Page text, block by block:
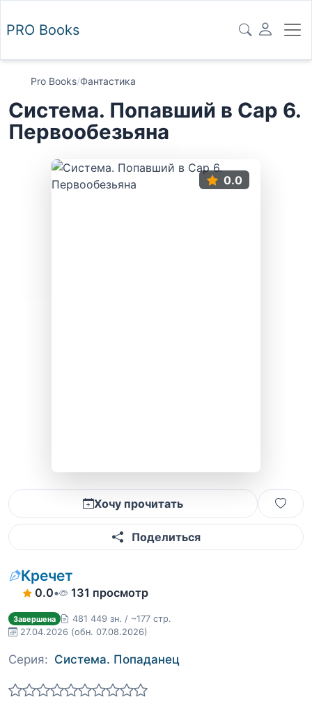
PRO Books
Pro Books/Фантастика
Система. Попавший в Сар 6.
Первообезьяна
0.0
Хочу прочитать
Поделиться
Кречет
0.0• 131 просмотр
Завершена
481 449 зн. / ~177 стр.
27.04.2026 (обн. 07.08.2026)
Серия: Система. Попаданец